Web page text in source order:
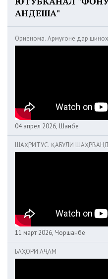
АНДЕША"
Ориёнома. Армуғоне дар
04 апрел 2026, Шанбе
ШАҲРИТУС. ҚАБУЛИ
11 март 2026, Чоршанбе
БАҲОРИ АҶАМ